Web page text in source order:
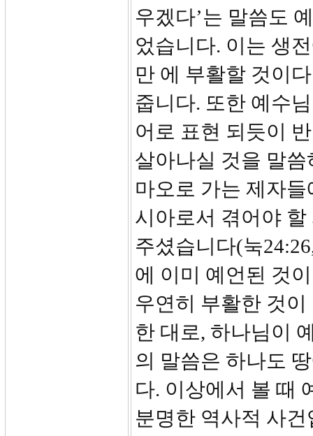
우겠다’는 말씀도
었습니다. 이는 생
만 에 부활할 것이
줍니다. 또한 예수
어로 표현 되듯이
살아나실 것을 말
마오로 가는 제자
시아로서 겪어야
주셨습니다(눅
에 이미 예언된 것
우연히 부활한 것
한 대로, 하나님이
의 말씀은 하나도
다. 이상에서 볼 때
분명한 역사적 사